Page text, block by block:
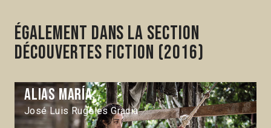
Également dans la section
Découvertes Fiction (2016)
Alias María
José Luis Rugeles Gracia